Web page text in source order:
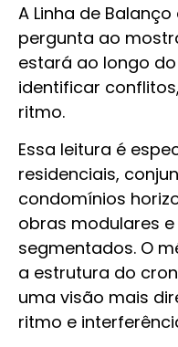
A Linha de
pergunta ao
estará ao longo
identificar
ritmo.
Essa leitura é
residenciais,
condomínios
obras modulares
segmentados. O
a estrutura do
uma visão mais
ritmo e